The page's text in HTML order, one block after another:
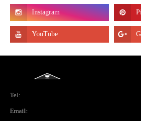
Tel:
Email: